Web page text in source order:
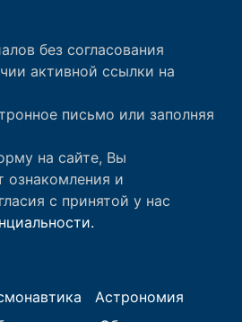
без согласования
активной ссылки на
письмо или заполняя
на сайте, Вы
ознакомления и
с принятой у нас
Астрономия